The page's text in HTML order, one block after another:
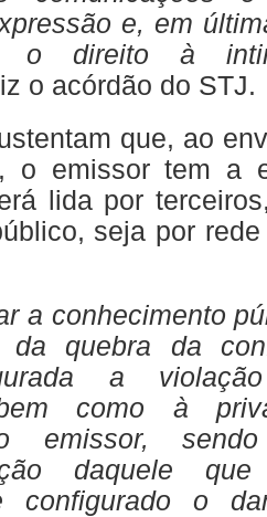
e, em
o direito à
o acórdão do STJ.
que, ao
o emissor tem a
lida por
seja por
a conhecimento
da quebra da
a
bem como à
emissor,
daquele
configurado o